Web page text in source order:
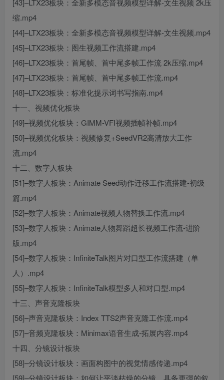
[43]–LTX23板块：全新多模态音视频模型详解-文生视频 2k压
缩.mp4
[44]–LTX23板块：全新多模态音视频模型详解-文生视频.mp4
[45]–LTX23板块：图生视频工作流搭建.mp4
[46]–LTX23板块：首尾帧、首中尾多帧工作流 2k压缩.mp4
[47]–LTX23板块：首尾帧、首中尾多帧工作流.mp4
[48]–LTX23板块：标准化提示词书写指南.mp4
十一、视频优化板块
[49]–视频优化板块：GIMM-VFI视频插帧补帧.mp4
[50]–视频优化板块：视频修复+SeedVR2高清放大工作
流.mp4
十二、数字人板块
[51]–数字人板块：Animate Seed动作迁移工作流搭建-初级
篇.mp4
[52]–数字人板块：Animate视频人物替换工作流.mp4
[53]–数字人板块：Animate人物舞蹈超长视频工作流-进阶
版.mp4
[54]–数字人板块：InfiniteTalk图片对口型工作流搭建（单
人）.mp4
[55]–数字人板块：InfiniteTalk模型多人和对口型.mp4
十三、声音克隆板块
[56]–声音克隆板块：Index TTS2声音克隆工作流.mp4
[57]–音频克隆板块：Minimax语音生成-拓展内容.mp4
十四、分镜设计板块
[58]–分镜设计板块：画面构图中的视觉情感传递.mp4
[59]–分镜设计板块：如何让平淡枯燥的分镜，具备更强的叙